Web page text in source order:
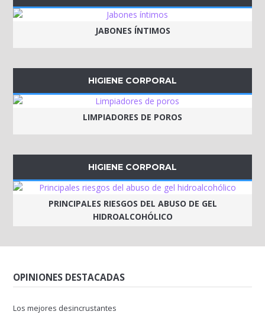
JABONES ÍNTIMOS
HIGIENE CORPORAL
LIMPIADORES DE POROS
HIGIENE CORPORAL
PRINCIPALES RIESGOS DEL ABUSO DE GEL
HIDROALCOHÓLICO
OPINIONES DESTACADAS
Los mejores desincrustantes